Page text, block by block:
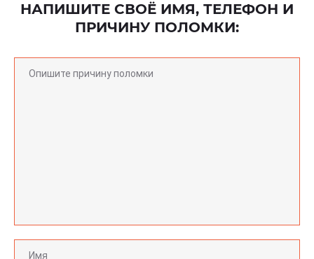
НАПИШИТЕ СВОЁ ИМЯ, ТЕЛЕФОН И
ПРИЧИНУ ПОЛОМКИ: